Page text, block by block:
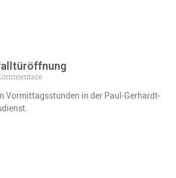
Vormittagsstunden in der Paul-Gerhardt-